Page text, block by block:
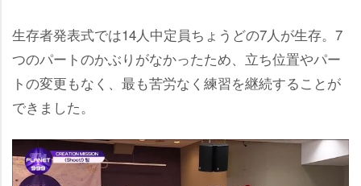
生存者発表式では14人中定員ちょうどの7人が生存。7
つのパートのかぶりがなかったため、立ち位置やパー
トの変更もなく、最も苦労なく練習を継続することが
できました。